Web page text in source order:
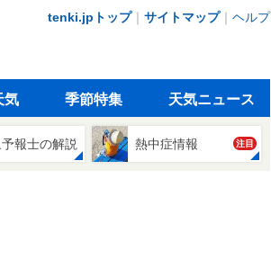
tenki.jpトップ｜ サイトマップ｜ ヘルプ
気 季節特集 天気ニュース
報士の解説 熱中症情報 注目